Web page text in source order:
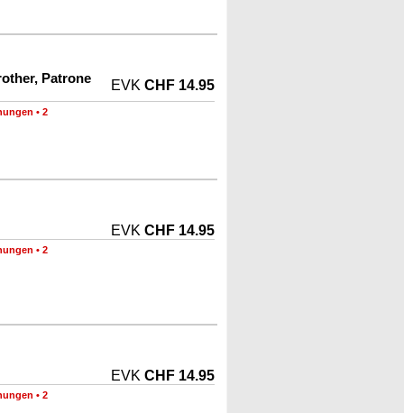
Patrone
EVK CHF 14.95
• 2
EVK CHF 14.95
• 2
EVK CHF 14.95
• 2